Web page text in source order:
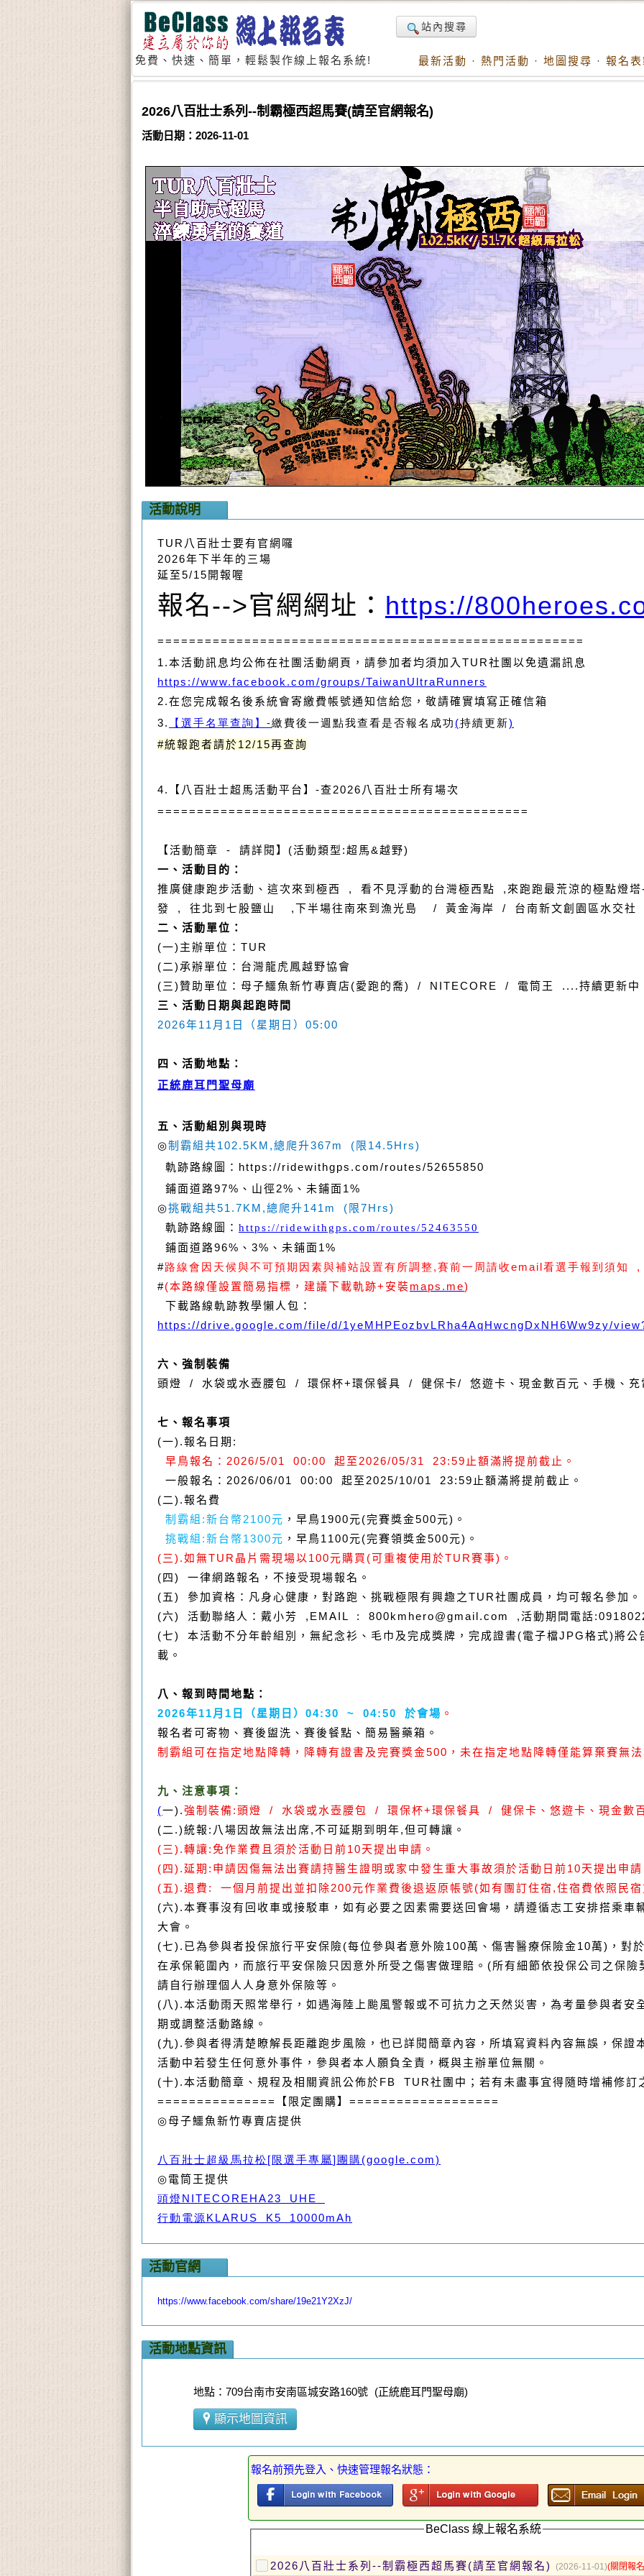
免費、快速、簡單，輕鬆製作線上報名系統!
站內搜尋
最新活動 · 熱門活動 · 地圖搜尋 · 報名
2026八百壯士系列--制霸極西超馬賽(請至官網報名)
活動日期：2026-11-01
活動說明
TUR八百壯士要有官網囉
2026年下半年的三場
延至5/15開報喔
報名-->官網網址： https://
======================================================
1.本活動訊息均公佈在社團活動網頁，請參加者均須加入 TUR社團以免遺漏訊息
https://www.facebook.com/groups/TaiwanUltraRunners
2.在您完成報名後系統會寄繳費帳號通知信給您，敬請確實填寫正確信箱
3.
【選手名單查詢】 -繳費後一週點我查看是否報名成功 (持續更新)
#統報跑者請於12/15再查詢
4. 【八百壯士超馬活動平台】 -查2026 八百壯士所有場次
===============================================
【活動簡章 - 請詳閱】 (活動類型 :超馬&越野)
一、活動目的：
推廣健康跑步活動、這次來到極西 , 看不見浮動的台灣極西點 ,來跑跑最荒涼的極點燈
發 , 往北到七股鹽山 ,下半場往南來到漁光島 / 黃金海岸 / 台南新文創園區水交
二、活動單位：
(一) 主辦單位： TUR
( 二 ) 承辦單位：台灣龍虎鳳越野協會
(三)贊助單位：母子鱷魚新竹專賣店(愛跑的喬) / NITECORE / 電筒王 ....持續更新中
三、活動日期與起跑時間
2026年11 月 1 日（星期日） 05:00
四、活動地點：
正統鹿耳門聖母廟
五、活動組別與現時
◎制霸組 共102.5KM,總爬升367m ( 限 14.5Hrs)
軌跡路線圖： https://ridewithgps.com/routes/52655850
鋪面道路97% 、山徑2% 、未鋪面1%
◎挑戰組 共51.7KM,總爬升141m ( 限7Hrs)
軌跡路線圖： https://ridewithgps.com/routes/52463550
鋪面道路96% 、 3% 、未鋪面1%
#路線會因天候與不可預期因素與補站設置有所調整,賽前一周請收email看選手報到須知
#(本路線僅設置簡易指標，建議下載軌跡+ 安裝maps.me)
下載路線軌跡教學懶人包：
https://drive.google.com/file/d/1yeMHPEozbvLRha4AqHwcngDxNH6Ww9zy/
六、強制裝備
頭燈
/ 水袋或水壺腰包 / 環保杯+環保餐具 / 健保卡/ 悠遊卡、現金數百元、手機、
七、報名事項
(一).報名日期 :
早鳥報名： 2026/5/01 00:00 起至 2026/05/31 23:59 止額滿將提前截止。
一般報名： 2026/06/01 00:00 起至 2025/10/01 23:59 止額滿將提前截止。
( 二 ).報名費
制霸組 :新台幣2100元 ，早鳥1900元(完賽獎金500元) 。
挑戰組 :新台幣1300元 ，早鳥1100元(完賽領獎金500元) 。
(三).如無TUR 晶片需現場以 100元購買 (可重複使用於TUR賽事) 。
(四) 一律網路報名，不接受現場報名。
(五) 參加資格：凡身心健康，對路跑、挑戰極限有興趣之 TUR社團成員，均可報名參加。
(六) 活動聯絡人： 戴小芳 ,EMAIL : 800kmhero@gmail.com ,活動期間電話
(七) 本活動不分年齡組別，無紀念衫、毛巾及完成獎牌，完成證書(電子檔JPG格式)將公
載。
八、報到時間地點：
2026年11 月 1 日（星期日） 04:30 ~ 04:50 於會場 。
報名者可寄物、賽後盥洗、賽後餐點、簡易醫藥箱。
制霸組可在指定地點降轉，降轉有證書及完賽獎金500 ，未在指定地點降轉僅能算棄賽無
九、注意事項：
(一).強制裝備:頭燈 / 水袋或水壺腰包 / 環保杯+環保餐具 / 健保卡、悠遊卡、現金數
( 二 .)統報 : 八場因故無法出席,不可延期到明年,但可轉讓。
(三).轉讓:免作業費且須於活動日前10天提出申請。
(四).延期 : 申請因傷無法出賽請持醫生證明或家中發生重大事故須於活動日前10天提出申
(五).退費 : 一個月前提出並扣除200元作業費後退返原帳號(如有團訂住宿 ,住宿費依照民
(六).本賽事沒有回收車或接駁車，如有必要之因素需要送回會場，請遵循志工安排搭乘車
大會。
(七). 已為參與者投保旅行平安保險(每位參與者意外險100萬、傷害醫療保險金10萬) ，對
在承保範圍內，而旅行平安保險只因意外所受之傷害做理賠。 (所有細節依投保公司之保險
請自行辦理個人人身意外保險等。
( 八 ).本活動雨天照常舉行，如遇海陸上颱風警報或不可抗力之天然災害，為考量參與者安
期或調整活動路線。
(九).參與者得清楚瞭解長距離跑步風險，也已詳閱簡章內容，所填寫資料內容無誤，保證
活動中若發生任何意外事件，參與者本人願負全責，概與主辦單位無關。
(十).本活動簡章、規程及相關資訊公佈於FB TUR社團中；若有未盡事宜得隨時增補修訂
===============
【限定團購】 ===================
◎母子鱷魚新竹專賣店提供
八百壯士超級馬拉松[限選手專屬] 團購(google.com)
◎電筒王提供
頭燈NITECOREHA23 UHE
行動電源KLARUS K5 10000mAh
活動官網
https://www.facebook.com/share/19e21Y2XzJ/
活動地點資訊
地點：709台南市安南區城安路160號 (正統鹿耳門聖母廟)
顯示地圖資訊
報名前預先登入、快速管理報名狀態：
BeClass 線上報名系統
2026八百壯士系列--制霸極西超馬賽(請至官網報名) (2026-11-01)(關閉報